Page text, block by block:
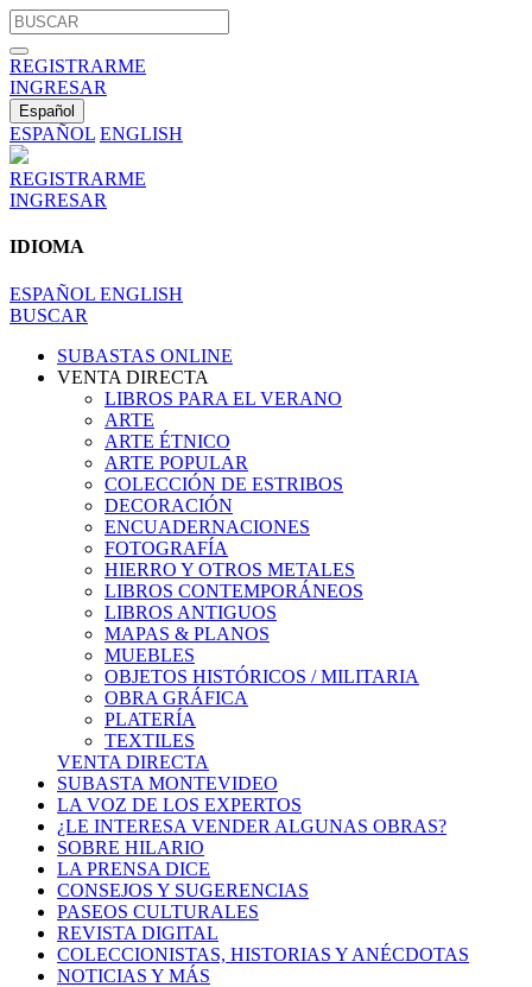
REGISTRARME
INGRESAR
Español
ESPAÑOL ENGLISH
REGISTRARME
INGRESAR
IDIOMA
ESPAÑOL ENGLISH
BUSCAR
SUBASTAS ONLINE
VENTA DIRECTA
LIBROS PARA EL VERANO
ARTE
ARTE ÉTNICO
ARTE POPULAR
COLECCIÓN DE ESTRIBOS
DECORACIÓN
ENCUADERNACIONES
FOTOGRAFÍA
HIERRO Y OTROS METALES
LIBROS CONTEMPORÁNEOS
LIBROS ANTIGUOS
MAPAS & PLANOS
MUEBLES
OBJETOS HISTÓRICOS / MILITARIA
OBRA GRÁFICA
PLATERÍA
TEXTILES
VENTA DIRECTA
SUBASTA MONTEVIDEO
LA VOZ DE LOS EXPERTOS
¿LE INTERESA VENDER ALGUNAS OBRAS?
SOBRE HILARIO
LA PRENSA DICE
CONSEJOS Y SUGERENCIAS
PASEOS CULTURALES
REVISTA DIGITAL
COLECCIONISTAS, HISTORIAS Y ANÉCDOTAS
NOTICIAS Y MÁS